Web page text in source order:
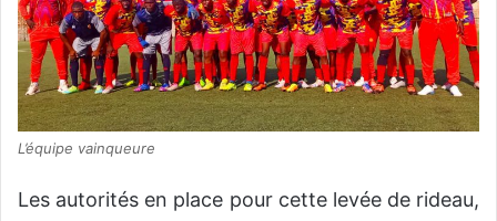
L’équipe vainqueure
Les autorités en place pour cette levée de rideau,